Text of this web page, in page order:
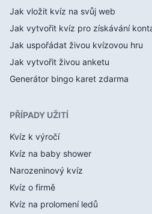
Jak vložit kvíz na svůj web
Jak vytvořit kvíz pro získávání
Jak uspořádat živou kvízovou hru
Jak vytvořit živou anketu
Generátor bingo karet zdarma
PŘÍPADY UŽITÍ
Kvíz k výročí
Kvíz na baby shower
Narozeninový kvíz
Kvíz o firmě
Kvíz na prolomení ledů